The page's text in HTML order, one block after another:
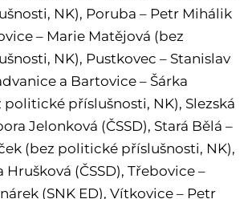
NK), Poruba – Petr Mihálik
– Marie Matějová (bez
NK), Pustkovec – Stanislav
a Bartovice – Šárka
politické příslušnosti, NK), Slezská
Jelonková (ČSSD), Stará Bělá –
(bez politické příslušnosti, NK),
Hrušková (ČSSD), Třebovice –
(SNK ED), Vítkovice – Petr